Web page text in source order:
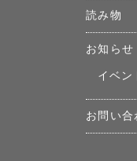
読み物
お知らせ
イベン
お問い合